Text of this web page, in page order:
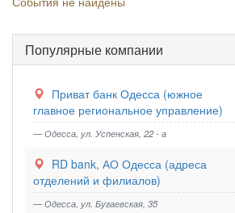
Популярные компании
Приват банк Одесса (южное
главное региональное управление)
— Одесса, ул. Успенская, 22 - а
RD bank, АО Одесса (адреса
отделений и филиалов)
— Одесса, ул. Бугаевская, 35